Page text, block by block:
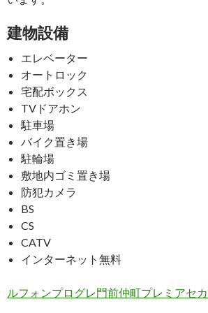
建物設備
エレベーター
オートロック
宅配ボックス
TVドアホン
駐車場
バイク置き場
駐輪場
敷地内ゴミ置き場
防犯カメラ
BS
CS
CATV
インターネット無料
ルフォンプログレ門前仲町プレミアセ